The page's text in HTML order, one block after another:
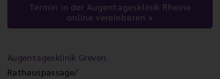
Termin in der Augentagesklinik Rheine
online vereinbaren
Augentagesklinik Greven
Rathauspassage/